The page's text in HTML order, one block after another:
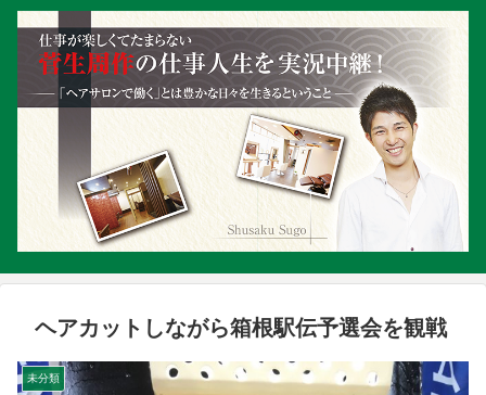
ヘアカットしながら箱根駅伝予選会を観戦
未分類